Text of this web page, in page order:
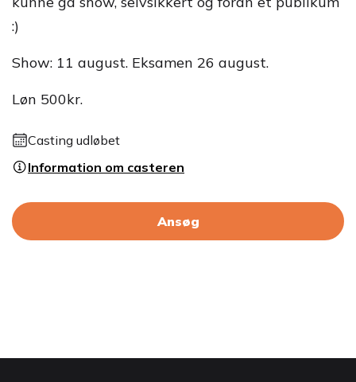
:)
Show: 11 august. Eksamen 26 august.
Løn 500kr.
Casting udløbet
Information om casteren
Ansøg